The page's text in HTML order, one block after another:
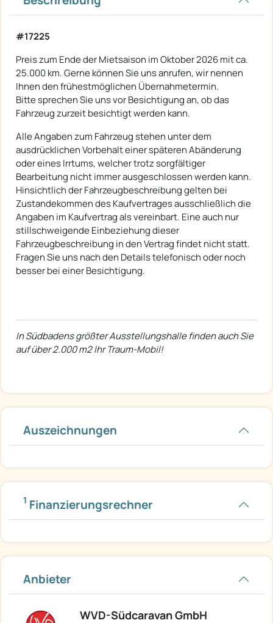
#17225
Preis zum Ende der Mietsaison im Oktober 2026 mit ca.
25.000 km. Gerne können Sie uns anrufen, wir nennen
Ihnen den frühestmöglichen Übernahmetermin.
Bitte sprechen Sie uns vor Besichtigung an, ob das
Fahrzeug zurzeit besichtigt werden kann.
Alle Angaben zum Fahrzeug stehen unter dem
ausdrücklichen Vorbehalt einer späteren Abänderung
oder eines Irrtums, welcher trotz sorgfältiger
Bearbeitung nicht immer ausgeschlossen werden kann.
Hinsichtlich der Fahrzeugbeschreibung gelten bei
Zustandekommen des Kaufvertrages ausschließlich die
Angaben im Kaufvertrag als vereinbart. Eine auch nur
stillschweigende Einbeziehung dieser
Fahrzeugbeschreibung in den Vertrag findet nicht statt.
Fragen Sie uns nach den Details telefonisch oder noch
besser bei einer Besichtigung.
In Südbadens größter Ausstellungshalle finden auch Sie
auf über 2.000 m2 Ihr Traum-Mobil!
Auszeichnungen
1 Finanzierungsrechner
Anbieter
WVD-Südcaravan GmbH